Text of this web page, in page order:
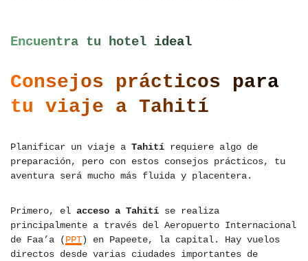
Encuentra tu hotel ideal
Consejos prácticos para
tu viaje a Tahití
Planificar un viaje a Tahití requiere algo de
preparación, pero con estos consejos prácticos, tu
aventura será mucho más fluida y placentera.
Primero, el acceso a Tahití se realiza
principalmente a través del Aeropuerto Internacional
de Faa’a (PPT) en Papeete, la capital. Hay vuelos
directos desde varias ciudades importantes de